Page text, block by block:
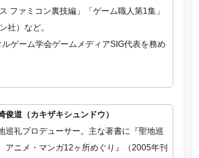
ファミコン裏技編」「ゲーム職人第1集」
社）など。
ゲーム学会ゲームメディアSIG代表を務め
俊道（カキザキシュンドウ）
巡礼プロデューサー。主な著書に『聖地巡
ニメ・マンガ12ヶ所めぐり』（2005年刊